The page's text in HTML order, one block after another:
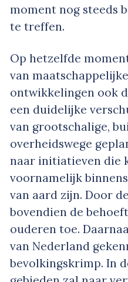
moment nog steeds
te treffen.
Op hetzelfde
van
ontwikkelingen ook
een duidelijke
van grootschalige,
overheidswege
naar initiatieven die
voornamelijk
van aard zijn. Door
bovendien de
ouderen toe.
van Nederland
bevolkingskrimp. In